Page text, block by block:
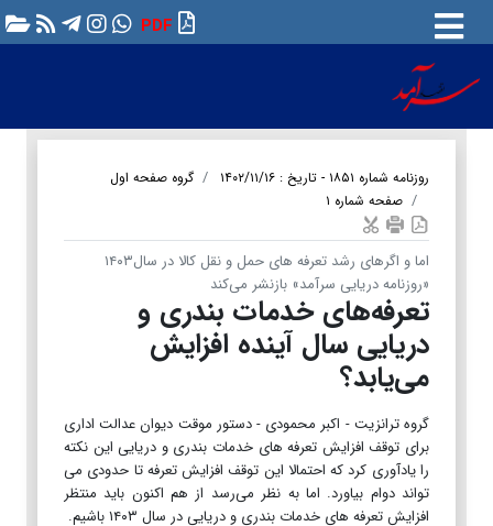
PDF
روزنامه شماره ۱۸۵۱ - تاریخ : ۱۴۰۲/۱۱/۱۶
گروه صفحه اول
صفحه شماره ۱
اما و اگرهای رشد تعرفه های حمل‌ و نقل کالا در سال۱۴۰۳
«روزنامه دریایی سرآمد» بازنشر می‌کند
تعرفه‌های خدمات بندری و
دریایی سال آینده افزایش
می‌یابد؟
گروه ترانزیت - اکبر محمودی - دستور موقت دیوان عدالت اداری
برای توقف افزایش تعرفه های خدمات بندری و دریایی این نکته
را یادآوری کرد که احتمالا این توقف افزایش تعرفه تا حدودی می
تواند دوام بیاورد. اما به نظر می‌رسد از هم اکنون باید منتظر
افزایش تعرفه های خدمات بندری و دریایی در سال ۱۴۰۳ باشیم.